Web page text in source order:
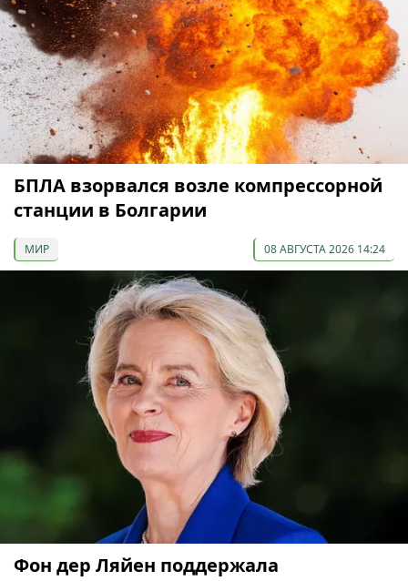
БПЛА взорвался возле компрессорной
станции в Болгарии
МИР 08 АВГУСТА 2026 14:24
Фон дер Ляйен поддержала